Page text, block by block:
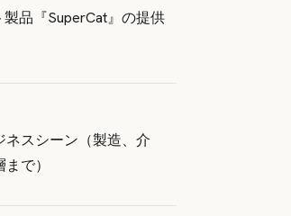
品『SuperCat』の提供
ネスシーン（製造、介
で）